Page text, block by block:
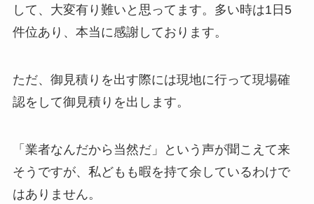
して、大変有り難いと思ってます。多い時は1日5
件位あり、本当に感謝しております。
ただ、御見積りを出す際には現地に行って現場確
認をして御見積りを出します。
「業者なんだから当然だ」という声が聞こえて来
そうですが、私どもも暇を持て余しているわけで
はありません。